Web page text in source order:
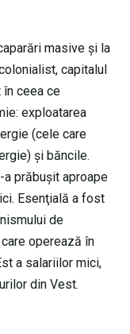
masive şi la
capitalul
ceea ce
exploatarea
(cele care
şi băncile.
prăbuşit aproape
Esenţială a fost
de
operează în
a salariilor mici,
din Vest.